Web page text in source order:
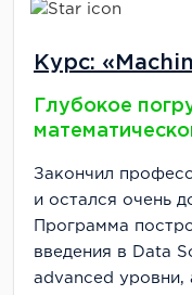
Курс:
Глубокое
Закончил
и остался очень
Программа
введения в Data
advanced уровни,